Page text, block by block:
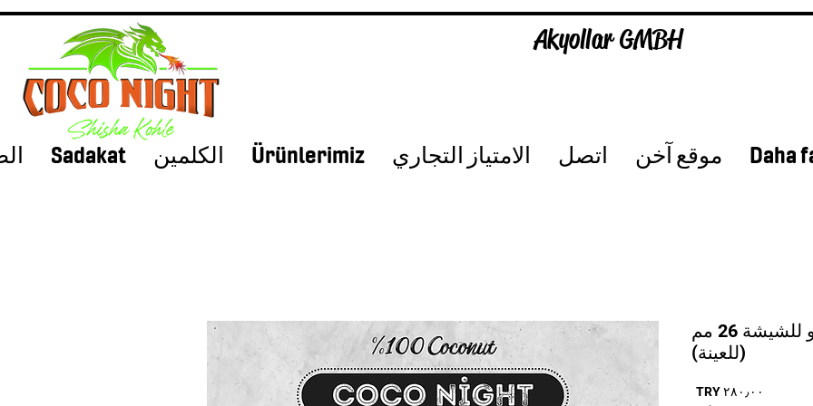
Akyollar GMBH
Sadakat الكلمين Ürünlerimiz الامتياز التجاري اتصل موقع آخن Daha
فحم كوكو نايت كوكو للشيشة 26 مم
(للعينة)
السعر